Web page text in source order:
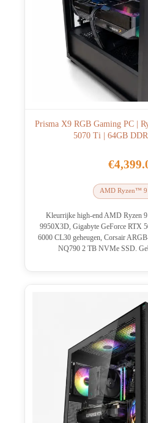
Prisma X9 RGB Gaming PC |
5070 Ti | 64GB
€
AMD Ryzen™ 9
Kleurrijke high-end AMD Ryzen
9950X3D, Gigabyte GeForce RTX
6000 CL30 geheugen, Corsair
NQ790 2 TB NVMe SSD.